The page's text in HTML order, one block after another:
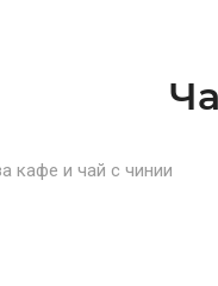
кафе и чай с чинии